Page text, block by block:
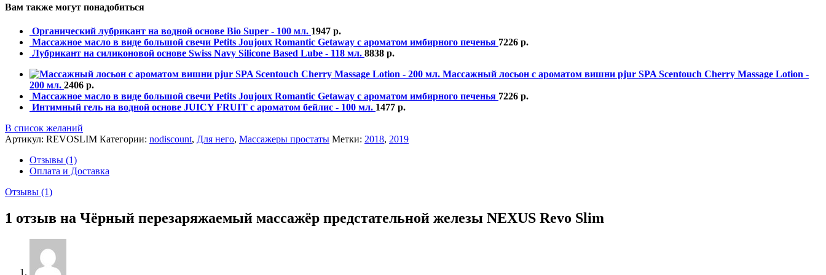
Вам также могут понадобиться
Органический лубрикант на водной основе Bio Super - 100 мл. 1947 р.
Массажное масло в виде большой свечи Petits Joujoux Romantic Getaway с ароматом имбирного печенья 7226 р.
Лубрикант на силиконовой основе Swiss Navy Silicone Based Lube - 118 мл. 8838 р.
Массажный лосьон с ароматом вишни pjur SPA Scentouch Cherry Massage Lotion -
200 мл. 2406 р.
Массажное масло в виде большой свечи Petits Joujoux Romantic Getaway с ароматом имбирного печенья 7226 р.
Интимный гель на водной основе JUICY FRUIT с ароматом бейлис - 100 мл. 1477 р.
В список желаний
Артикул: REVOSLIM Категории: nodiscount, Для него, Массажеры простаты Метки: 2018, 2019
Отзывы (1)
Оплата и Доставка
Отзывы (1)
1 отзыв на Чёрный перезаряжаемый массажёр предстательной железы NEXUS Revo Slim